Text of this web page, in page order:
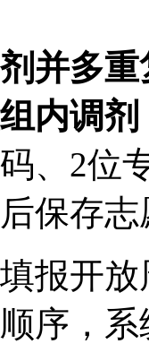
并多重
内调剂
、2位
保存志
填报开
序，